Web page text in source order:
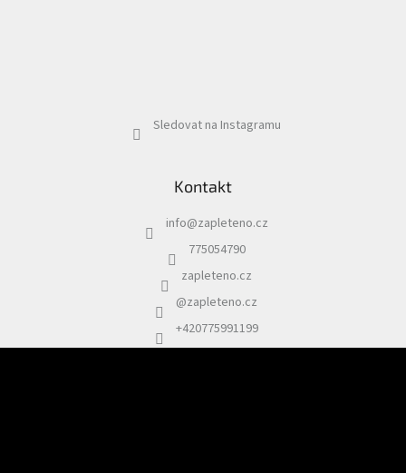
Sledovat na Instagramu
Kontakt
info@zapleteno.cz
775054790
zapleteno.cz
@zapleteno.cz
+420775991199